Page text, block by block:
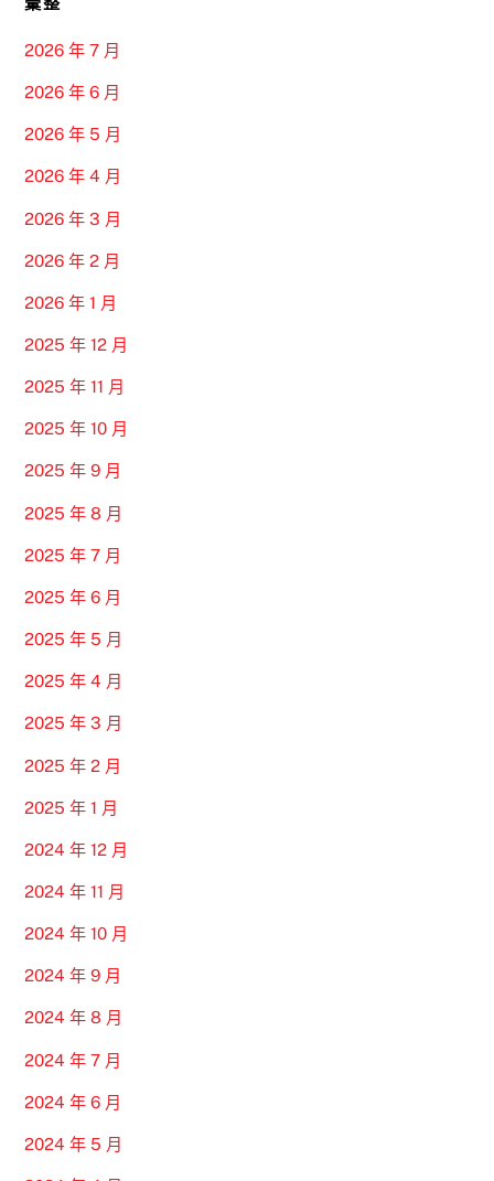
2026 年 7 月
2026 年 6 月
2026 年 5 月
2026 年 4 月
2026 年 3 月
2026 年 2 月
2026 年 1 月
2025 年 12 月
2025 年 11 月
2025 年 10 月
2025 年 9 月
2025 年 8 月
2025 年 7 月
2025 年 6 月
2025 年 5 月
2025 年 4 月
2025 年 3 月
2025 年 2 月
2025 年 1 月
2024 年 12 月
2024 年 11 月
2024 年 10 月
2024 年 9 月
2024 年 8 月
2024 年 7 月
2024 年 6 月
2024 年 5 月